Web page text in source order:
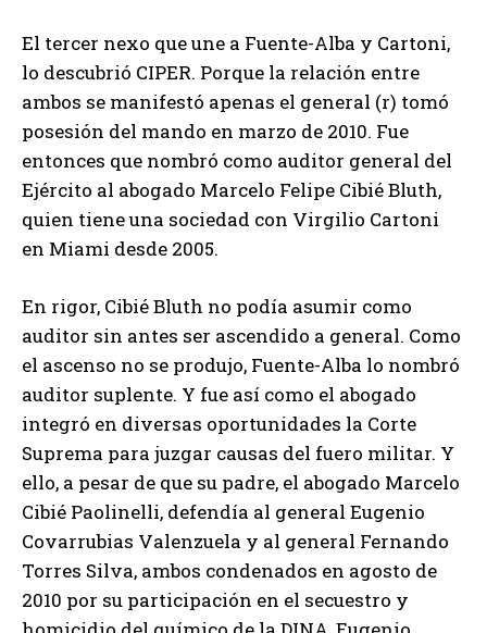
El tercer nexo que une a Fuente-Alba y Cartoni,
lo descubrió CIPER. Porque la relación entre
ambos se manifestó apenas el general (r) tomó
posesión del mando en marzo de 2010. Fue
entonces que nombró como auditor general del
Ejército al abogado Marcelo Felipe Cibié Bluth,
quien tiene una sociedad con Virgilio Cartoni
en Miami desde 2005.
En rigor, Cibié Bluth no podía asumir como
auditor sin antes ser ascendido a general. Como
el ascenso no se produjo, Fuente-Alba lo nombró
auditor suplente. Y fue así como el abogado
integró en diversas oportunidades la Corte
Suprema para juzgar causas del fuero militar. Y
ello, a pesar de que su padre, el abogado Marcelo
Cibié Paolinelli, defendía al general Eugenio
Covarrubias Valenzuela y al general Fernando
Torres Silva, ambos condenados en agosto de
2010 por su participación en el secuestro y